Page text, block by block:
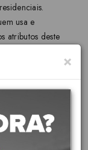
usa e
atributos deste
produtos de
de
os
espaços acessíveis
×